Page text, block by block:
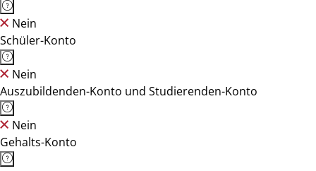
Nein
Schüler-Konto
Nein
Auszubildenden-Konto und Studierenden-Konto
Nein
Gehalts-Konto